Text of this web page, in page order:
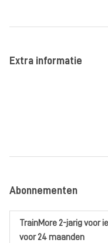
Extra informatie
Abonnementen
TrainMore 2-jarigvoor
voor 24 maanden